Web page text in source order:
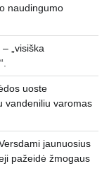
naudingumo
„visiška
uoste
vandeniliu varomas
jaunuosius
pažeidė žmogaus